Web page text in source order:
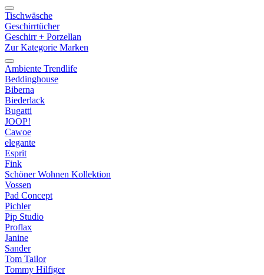
Tischwäsche
Geschirrtücher
Geschirr + Porzellan
Zur Kategorie Marken
Ambiente Trendlife
Beddinghouse
Biberna
Biederlack
Bugatti
JOOP!
Cawoe
elegante
Esprit
Fink
Schöner Wohnen Kollektion
Vossen
Pad Concept
Pichler
Pip Studio
Proflax
Janine
Sander
Tom Tailor
Tommy Hilfiger